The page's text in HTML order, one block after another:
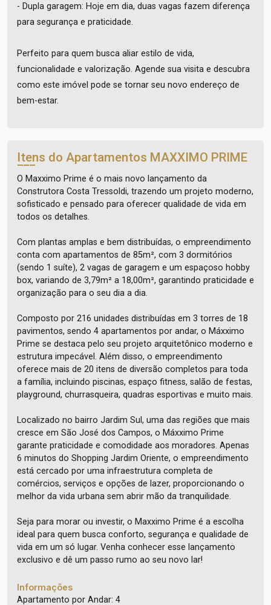
- Dupla garagem: Hoje em dia, duas vagas fazem diferença
para segurança e praticidade.
Perfeito para quem busca aliar estilo de vida,
funcionalidade e valorização. Agende sua visita e descubra
como este imóvel pode se tornar seu novo endereço de
bem-estar.
Itens do Apartamentos MAXXIMO PRIME
O Maxximo Prime é o mais novo lançamento da
Construtora Costa Tressoldi, trazendo um projeto moderno,
sofisticado e pensado para oferecer qualidade de vida em
todos os detalhes.
Com plantas amplas e bem distribuídas, o empreendimento
conta com apartamentos de 85m², com 3 dormitórios
(sendo 1 suíte), 2 vagas de garagem e um espaçoso hobby
box, variando de 3,79m² a 18,00m², garantindo praticidade e
organização para o seu dia a dia.
Composto por 216 unidades distribuídas em 3 torres de 18
pavimentos, sendo 4 apartamentos por andar, o Máxximo
Prime se destaca pelo seu projeto arquitetônico moderno e
estrutura impecável. Além disso, o empreendimento
oferece mais de 20 itens de diversão completos para toda
a família, incluindo piscinas, espaço fitness, salão de festas,
playground, churrasqueira, quadras esportivas e muito mais.
Localizado no bairro Jardim Sul, uma das regiões que mais
cresce em São José dos Campos, o Máxximo Prime
garante praticidade e comodidade aos moradores. Apenas
6 minutos do Shopping Jardim Oriente, o empreendimento
está cercado por uma infraestrutura completa de
comércios, serviços e opções de lazer, proporcionando o
melhor da vida urbana sem abrir mão da tranquilidade.
Seja para morar ou investir, o Maxximo Prime é a escolha
ideal para quem busca conforto, segurança e qualidade de
vida em um só lugar. Venha conhecer esse lançamento
exclusivo e dê um passo rumo ao seu novo lar!
Informações
Apartamento por Andar: 4